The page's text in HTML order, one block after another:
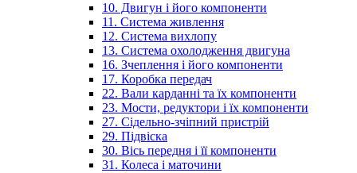
10. Двигун і його компоненти
11. Система живлення
12. Система вихлопу
13. Система охолодження двигуна
16. Зчеплення і його компоненти
17. Коробка передач
22. Вали карданні та їх компоненти
23. Мости, редуктори і їх компоненти
27. Сідельно-зчіпний пристрій
29. Підвіска
30. Вісь передня і її компоненти
31. Колеса і маточини